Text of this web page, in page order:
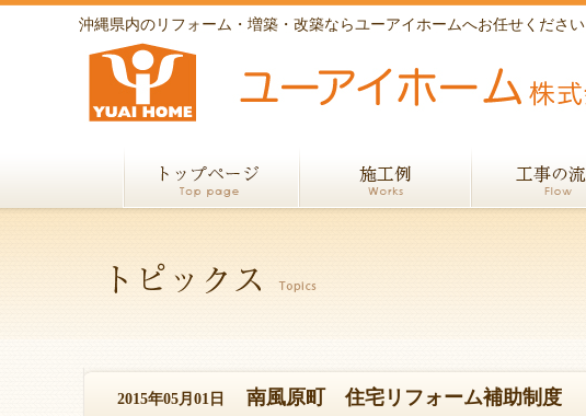
沖縄県内のリフォーム・増築・改築ならユーアイホームへお任せください
2015年05月01日 南風原町 住宅リフォーム補助制度